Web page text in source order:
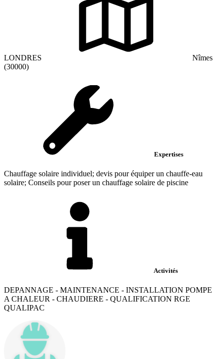
LONDRES
Nîmes
(30000)
Expertises
Chauffage solaire individuel; devis pour équiper un chauffe-eau
solaire; Conseils pour poser un chauffage solaire de piscine
Activités
DEPANNAGE - MAINTENANCE - INSTALLATION POMPE
A CHALEUR - CHAUDIERE - QUALIFICATION RGE
QUALIPAC